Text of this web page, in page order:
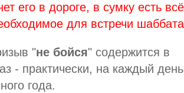
его в дороге, в сумку есть всё
для встречи шаббата
"не бойся" содержится в
- практически, на каждый день
года.